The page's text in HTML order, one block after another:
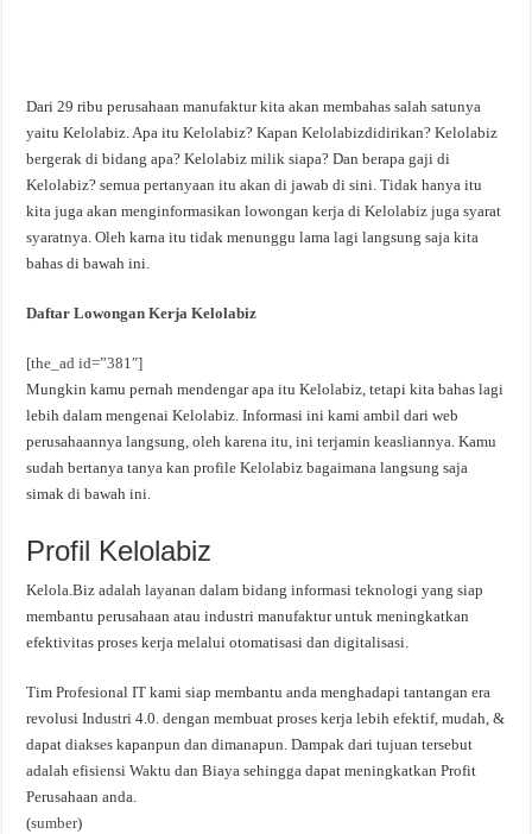
Dari 29 ribu perusahaan manufaktur kita akan membahas salah satunya
yaitu Kelolabiz. Apa itu Kelolabiz? Kapan Kelolabizdidirikan? Kelolabiz
bergerak di bidang apa? Kelolabiz milik siapa? Dan berapa gaji di
Kelolabiz? semua pertanyaan itu akan di jawab di sini. Tidak hanya itu
kita juga akan menginformasikan lowongan kerja di Kelolabiz juga syarat
syaratnya. Oleh karna itu tidak menunggu lama lagi langsung saja kita
bahas di bawah ini.
Daftar Lowongan Kerja Kelolabiz
[the_ad id=”381″]
Mungkin kamu pernah mendengar apa itu Kelolabiz, tetapi kita bahas lagi
lebih dalam mengenai Kelolabiz. Informasi ini kami ambil dari web
perusahaannya langsung, oleh karena itu, ini terjamin keasliannya. Kamu
sudah bertanya tanya kan profile Kelolabiz bagaimana langsung saja
simak di bawah ini.
Profil Kelolabiz
Kelola.Biz adalah layanan dalam bidang informasi teknologi yang siap
membantu perusahaan atau industri manufaktur untuk meningkatkan
efektivitas proses kerja melalui otomatisasi dan digitalisasi.
Tim Profesional IT kami siap membantu anda menghadapi tantangan era
revolusi Industri 4.0. dengan membuat proses kerja lebih efektif, mudah, &
dapat diakses kapanpun dan dimanapun. Dampak dari tujuan tersebut
adalah efisiensi Waktu dan Biaya sehingga dapat meningkatkan Profit
Perusahaan anda.
(sumber)